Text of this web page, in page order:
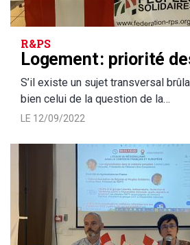
R&PS
Logement : priorité
S’il existe un sujet transversal
bien celui de la question de la…
LE 12/09/2022